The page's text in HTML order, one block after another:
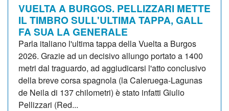
VUELTA A BURGOS. PELLIZZARI METTE
IL TIMBRO SULL'ULTIMA TAPPA, GALL
FA SUA LA GENERALE
Parla italiano l'ultima tappa della Vuelta a Burgos
2026. Grazie ad un decisivo allungo portato a 1400
metri dal traguardo, ad aggiudicarsi l'atto conclusivo
della breve corsa spagnola (la Caleruega-Lagunas
de Neila di 137 chilometri) è stato infatti Giulio
Pellizzari (Red...